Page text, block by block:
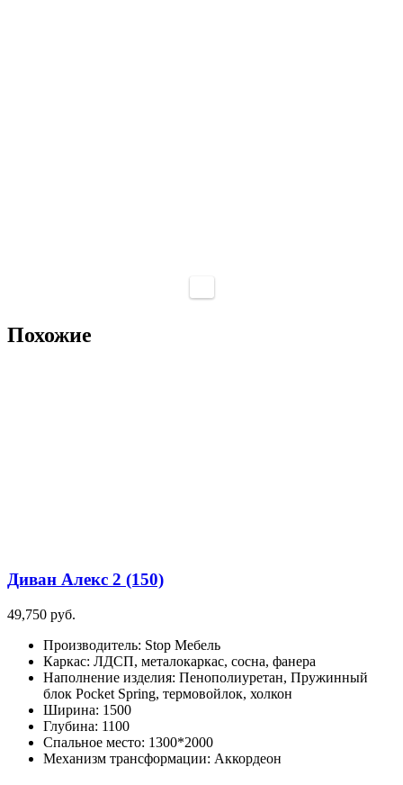
Похожие
Диван Алекс 2 (150)
49,750 руб.
Производитель: Stop Мебель
Каркас: ЛДСП, металокаркас, сосна, фанера
Наполнение изделия: Пенополиуретан, Пружинный
блок Pocket Spring, термовойлок, холкон
Ширина: 1500
Глубина: 1100
Спальное место: 1300*2000
Механизм трансформации: Аккордеон